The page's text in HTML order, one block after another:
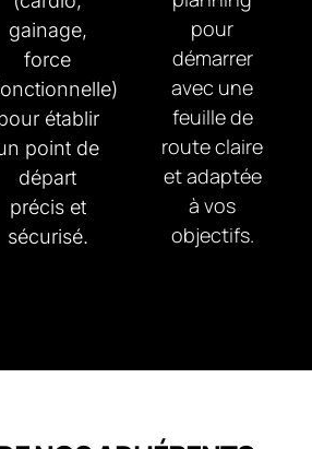
gainage,
force
établir
point de
départ
précis et
sécurisé.
pour
démarrer
avec une
feuille de
route claire
et adaptée
à vos
objectifs.